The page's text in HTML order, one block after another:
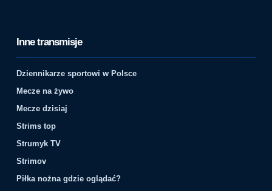
Inne transmisje
Dziennikarze sportowi w Polsce
Mecze na żywo
Mecze dzisiaj
Strims top
Strumyk TV
Strimov
Piłka nożna gdzie oglądać?